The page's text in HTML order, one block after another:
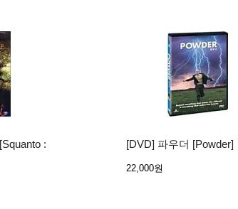
:
[DVD] 파우더 [Powder]
22,000원